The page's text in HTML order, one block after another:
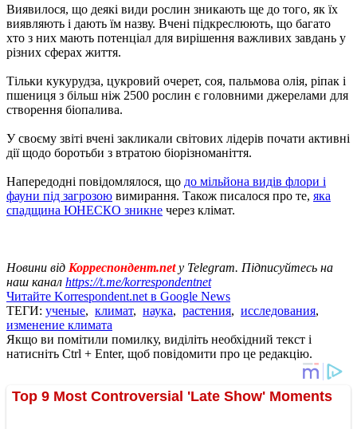
Виявилося, що деякі види рослин зникають ще до того, як їх
виявляють і дають їм назву. Вчені підкреслюють, що багато
хто з них мають потенціал для вирішення важливих завдань у
різних сферах життя.
Тільки кукурудза, цукровий очерет, соя, пальмова олія, ріпак і
пшениця з більш ніж 2500 рослин є головними джерелами для
створення біопалива.
У своєму звіті вчені закликали світових лідерів почати активні
дії щодо боротьби з втратою біорізноманіття.
Напередодні повідомлялося, що до мільйона видів флори і
фауни під загрозою вимирання. Також писалося про те, яка
спадщина ЮНЕСКО зникне через клімат.
Новини від Корреспондент.netу Telegram. Підписуйтесь на
наш канал https://t.me/korrespondentnet
Читайте Korrespondent.net в Google News
ТЕГИ: ученые, климат, наука, растения, исследования,
изменение климата
Якщо ви помітили помилку, виділіть необхідний текст і
натисніть Ctrl + Enter, щоб повідомити про це редакцію.